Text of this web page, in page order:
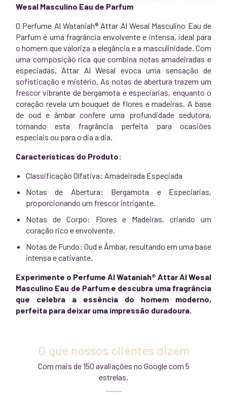
Wesal Masculino Eau de Parfum
O Perfume Al Wataniah® Attar Al Wesal Masculino Eau de
Parfum é uma fragrância envolvente e intensa, ideal para
o homem que valoriza a elegância e a masculinidade. Com
uma composição rica que combina notas amadeiradas e
especiadas, Attar Al Wesal evoca uma sensação de
sofisticação e mistério. As notas de abertura trazem um
frescor vibrante de bergamota e especiarias, enquanto o
coração revela um bouquet de flores e madeiras. A base
de oud e âmbar confere uma profundidade sedutora,
tornando esta fragrância perfeita para ocasiões
especiais ou para o dia a dia.
Características do Produto:
Classificação Olfativa: Amadeirada Especiada
Notas de Abertura: Bergamota e Especiarias,
proporcionando um frescor intrigante.
Notas de Corpo: Flores e Madeiras, criando um
coração rico e envolvente.
Notas de Fundo: Oud e Âmbar, resultando em uma base
intensa e cativante.
Experimente o Perfume Al Wataniah® Attar Al Wesal
Masculino Eau de Parfum e descubra uma fragrância
que celebra a essência do homem moderno,
perfeita para deixar uma impressão duradoura.
O que nossos clientes dizem
Com mais de 150 avaliações no Google com 5
estrelas.